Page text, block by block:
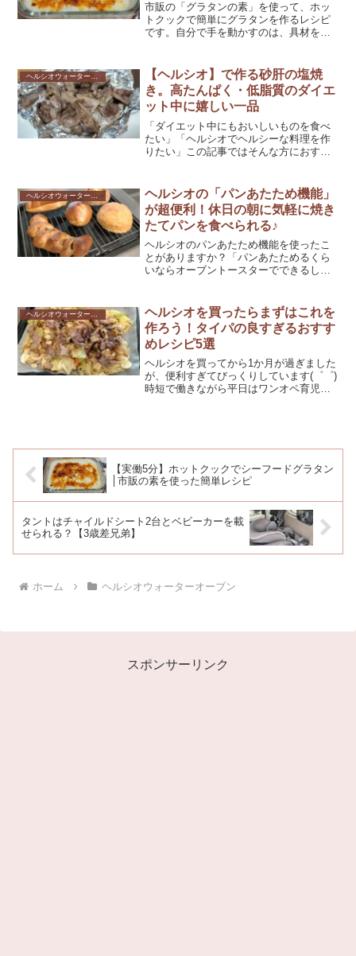
市販の「グラタンの素」を使って、ホッ
トクックで簡単にグラタンを作るレシピ
です。自分で手を動かすのは、具材を切
す。
ヘルシオウォーターオーブン
【ヘルシオ】で作る砂肝の塩焼
き。高たんぱく・低脂質のダイエ
ット中に嬉しい一品
「ダイエット中にもおいしいものを食べ
たい」「ヘルシオでヘルシーな料理を作
りたい」この記事ではそんな方におすす
抜群。IWAKI（イワキ）の耐熱ガラス／
(function(...
ヘルシオの「パンあたため機能」
が超便利！休日の朝に気軽に焼き
たてパンを食べられる♪
ヘルシオのパンあたため機能を使ったこ
とがありますか？「パンあたためるくら
いならオーブントースターでできるし
に買っておいたパンが焼きたてのように
なり驚きました(゜゜)この...
ヘルシオを買ったらまずはこれを
作ろう！タイパの良すぎるおすす
めレシピ5選
ヘルシオを買ってから1か月が過ぎました
が、便利すぎてびっくりしています(゜゜)
時短で働きながら平日はワンオペ育児、
【実働5分】ホットクックでシーフードグラタン
│市販の素を使った簡単レシピ
タントはチャイルドシート2台とベビーカーを載
せられる？【3歳差兄弟】
ホーム ヘルシオウォーターオーブン
スポンサーリンク